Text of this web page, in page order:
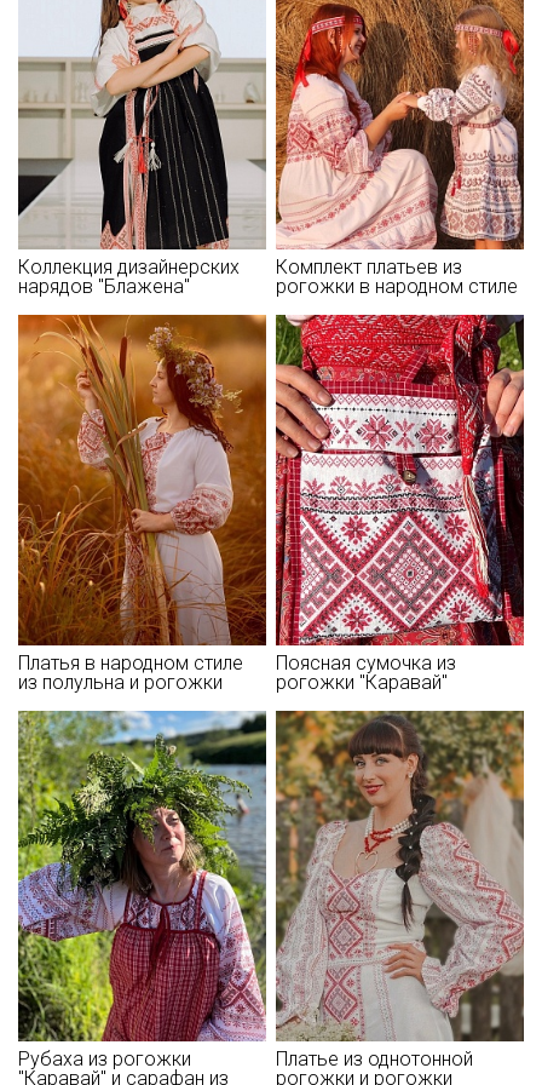
- максимальная температура стирки до 40С в деликатном
- стирать отдельно от светлых вещей;
- противопоказано употребление отбеливателей;
- сушить в подвешенном состоянии;
- гладить с изнаночной стороны..
Цветопередача может отличаться от оригинального цвета
ткани в зависимости от настроек вашего монитора, и в
зависимости от партии тон ткани может отличаться.
Коллекция дизайнерских
нарядов "Блажена"
Комплект платьев из
рогожки в народном стиле
Платья в народном стиле
из полульна и рогожки
Поясная сумочка из
рогожки "Каравай"
Рубаха из рогожки
"Каравай" и сарафан из
Платье из однотонной
рогожки и рогожки